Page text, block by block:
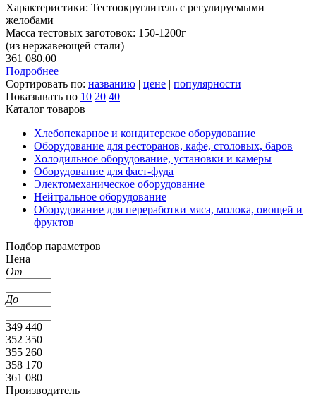
Характеристики: Тестоокруглитель с регулируемыми
желобами
Масса тестовых заготовок: 150-1200г
(из нержавеющей стали)
361 080.00
Подробнее
Сортировать по: названию | цене | популярности
Показывать по 10 20 40
Каталог товаров
Хлебопекарное и кондитерское оборудование
Оборудование для ресторанов, кафе, столовых, баров
Холодильное оборудование, установки и камеры
Оборудование для фаст-фуда
Электомеханическое оборудование
Нейтральное оборудование
Оборудование для переработки мяса, молока, овощей и
фруктов
Подбор параметров
Цена
От
До
349 440
352 350
355 260
358 170
361 080
Производитель